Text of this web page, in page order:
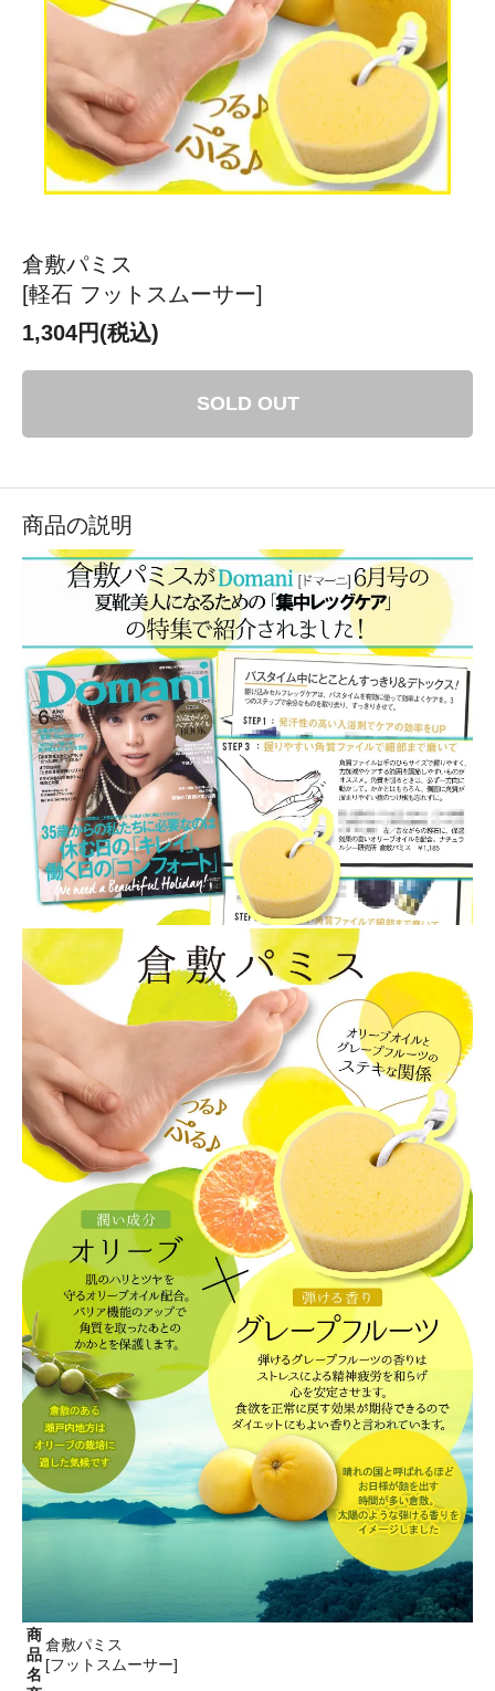
倉敷パミス
[軽石 フットスムーサー]
1,304円(税込)
SOLD OUT
商品の説明
商
品
名
倉敷パミス
[フットスムーサー]